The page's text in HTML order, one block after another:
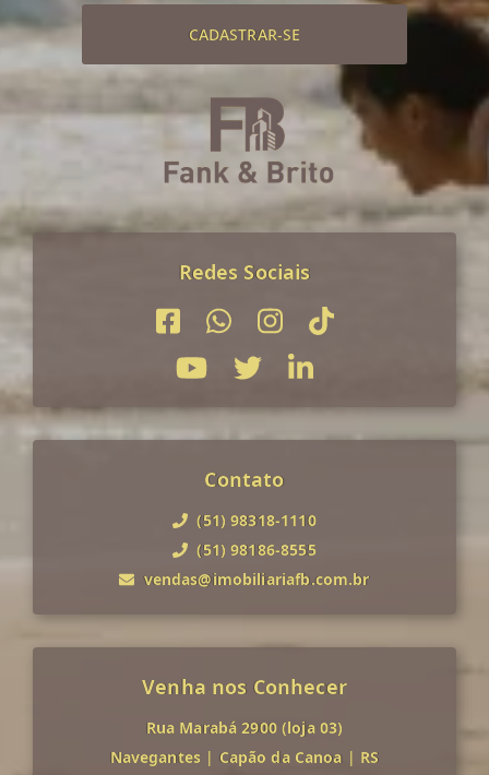
CADASTRAR-SE
Redes Sociais
Contato
(51) 98318-1110
(51) 98186-8555
vendas@imobiliariafb.com.br
Venha nos Conhecer
Rua Marabá 2900 (loja 03)
Navegantes | Capão da Canoa | RS